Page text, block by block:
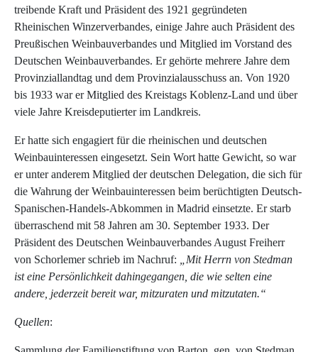
treibende Kraft und Präsident des 1921 gegründeten
Rheinischen Winzerverbandes, einige Jahre auch Präsident des
Preußischen Weinbauverbandes und Mitglied im Vorstand des
Deutschen Weinbauverbandes. Er gehörte mehrere Jahre dem
Provinziallandtag und dem Provinzialausschuss an. Von 1920
bis 1933 war er Mitglied des Kreistags Koblenz-Land und über
viele Jahre Kreisdeputierter im Landkreis.
Er hatte sich engagiert für die rheinischen und deutschen
Weinbauinteressen eingesetzt. Sein Wort hatte Gewicht, so war
er unter anderem Mitglied der deutschen Delegation, die sich für
die Wahrung der Weinbauinteressen beim berüchtigten Deutsch-
Spanischen-Handels-Abkommen in Madrid einsetzte. Er starb
überraschend mit 58 Jahren am 30. September 1933. Der
Präsident des Deutschen Weinbauverbandes August Freiherr
von Schorlemer schrieb im Nachruf:
„Mit Herrn von Stedman
ist eine Persönlichkeit dahingegangen, die wie selten eine
andere, jederzeit bereit war, mitzuraten und mitzutaten.“
Quellen: